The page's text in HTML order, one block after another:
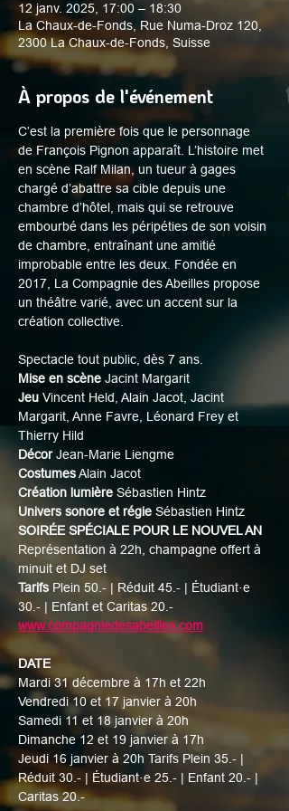
12 janv. 2025, 17:00 – 18:30
La Chaux-de-Fonds, Rue Numa-Droz 120,
2300 La Chaux-de-Fonds, Suisse
À propos de l'événement
C’est la première fois que le personnage
de François Pignon apparaît. L’histoire met
en scène Ralf Milan, un tueur à gages
chargé d’abattre sa cible depuis une
chambre d’hôtel, mais qui se retrouve
embourbé dans les péripéties de son voisin
de chambre, entraînant une amitié
improbable entre les deux. Fondée en
2017, La Compagnie des Abeilles propose
un théâtre varié, avec un accent sur la
création collective.
Spectacle tout public, dès 7 ans.
Mise en scène Jacint Margarit
Jeu Vincent Held, Alain Jacot, Jacint
Margarit, Anne Favre, Léonard Frey et
Thierry Hild
Décor Jean-Marie Liengme
Costumes Alain Jacot
Création lumière Sébastien Hintz
Univers sonore et régie Sébastien Hintz
SOIRÉE SPÉCIALE POUR LE NOUVEL AN
Représentation à 22h, champagne offert à
minuit et DJ set
Tarifs Plein 50.- | Réduit 45.- | Étudiant·e
30.- | Enfant et Caritas 20.-
www.compagniedesabeilles.com
DATE
Mardi 31 décembre à 17h et 22h
Vendredi 10 et 17 janvier à 20h
Samedi 11 et 18 janvier à 20h
Dimanche 12 et 19 janvier à 17h
Jeudi 16 janvier à 20h Tarifs Plein 35.- |
Réduit 30.- | Étudiant·e 25.- | Enfant 20.- |
Caritas 20.-